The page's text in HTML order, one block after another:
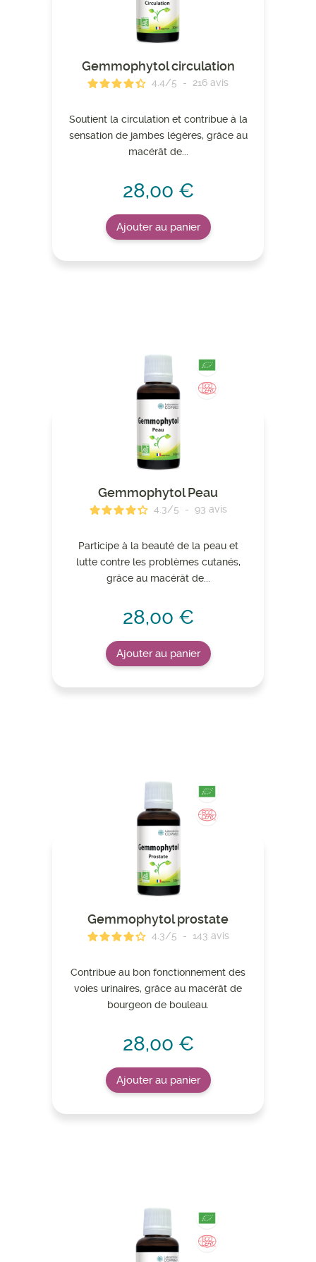
Gemmophytol circulation
4.4/5 - 216 avis
Soutient la circulation et contribue à la
sensation de jambes légères, grâce au
macérât de...
28,00 €
Ajouter au panier
Gemmophytol Peau
4.3/5 - 93 avis
Participe à la beauté de la peau et
lutte contre les problèmes cutanés,
grâce au macérât de...
28,00 €
Ajouter au panier
Gemmophytol prostate
4.3/5 - 143 avis
Contribue au bon fonctionnement des
voies urinaires, grâce au macérât de
bourgeon de bouleau.
28,00 €
Ajouter au panier